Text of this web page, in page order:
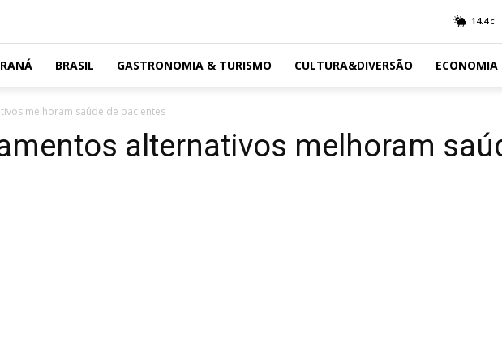
14.4 C
BRASIL GASTRONOMIA & TURISMO CULTURA&DIVERSÃO ECONOMIA
melhoram saúde de pacientes
alternativos melhoram